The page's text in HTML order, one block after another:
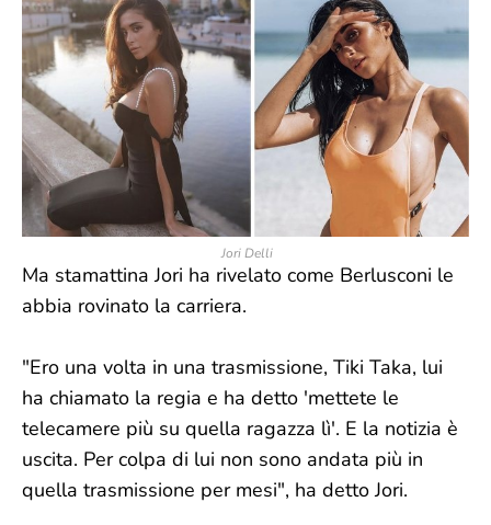
Jori Delli
Ma stamattina Jori ha rivelato come Berlusconi le
abbia rovinato la carriera.
"Ero una volta in una trasmissione, Tiki Taka, lui
ha chiamato la regia e ha detto 'mettete le
telecamere più su quella ragazza lì'. E la notizia è
uscita. Per colpa di lui non sono andata più in
quella trasmissione per mesi", ha detto Jori.